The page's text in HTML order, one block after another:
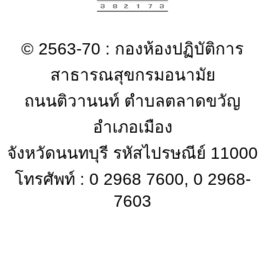
© 2563-70 : กองห้องปฏิบัติการ
สาธารณสุขกรมอนามัย
ถนนติวานนท์ ตำบลตลาดขวัญ
อำเภอเมือง
จังหวัดนนทบุรี รหัสไปรษณีย์ 11000
โทรศัพท์ : 0 2968 7600, 0 2968-
7603